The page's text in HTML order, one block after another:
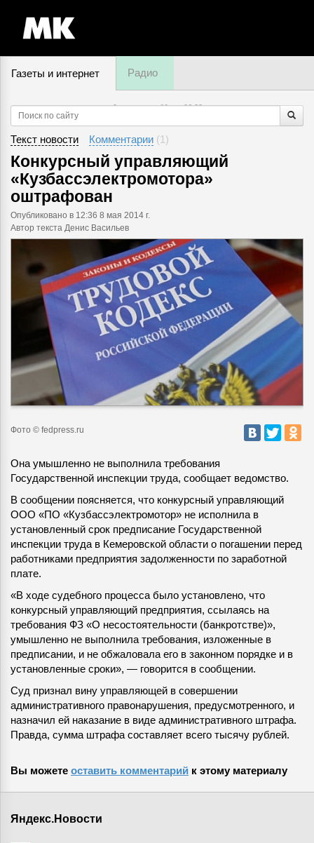
Газеты и интернет Радио
9 августа, суббота,06:23
Текст новости Комментарии (1 )
Конкурсный управляющий
«Кузбассэлектромотора»
оштрафован
Опубликовано в 12:36 8 мая 2014 г.
Автор текста Денис Васильев
Фото © fedpress.ru
Она умышленно не выполнила требования
Государственной инспекции труда, сообщает ведомство.
В сообщении поясняется, что конкурсный управляющий
ООО «ПО «Кузбассэлектромотор» не исполнила в
установленный срок предписание Государственной
инспекции труда в Кемеровской области о погашении перед
работниками предприятия задолженности по заработной
плате.
«В ходе судебного процесса было установлено, что
конкурсный управляющий предприятия, ссылаясь на
требования ФЗ «О несостоятельности (банкротстве)»,
умышленно не выполнила требования, изложенные в
предписании, и не обжаловала его в законном порядке и в
установленные сроки», — говорится в сообщении.
Суд признал вину управляющей в совершении
административного правонарушения, предусмотренного, и
назначил ей наказание в виде административного штрафа.
Правда, сумма штрафа составляет всего тысячу рублей.
Вы можете оставить комментарий к этому материалу
Яндекс.Новости